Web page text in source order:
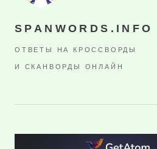
SPANWORDS.INFO
ОТВЕТЫ НА КРОССВОРДЫ
И СКАНВОРДЫ ОНЛАЙН